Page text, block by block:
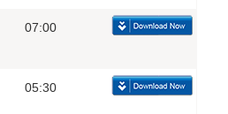
07:00
05:30